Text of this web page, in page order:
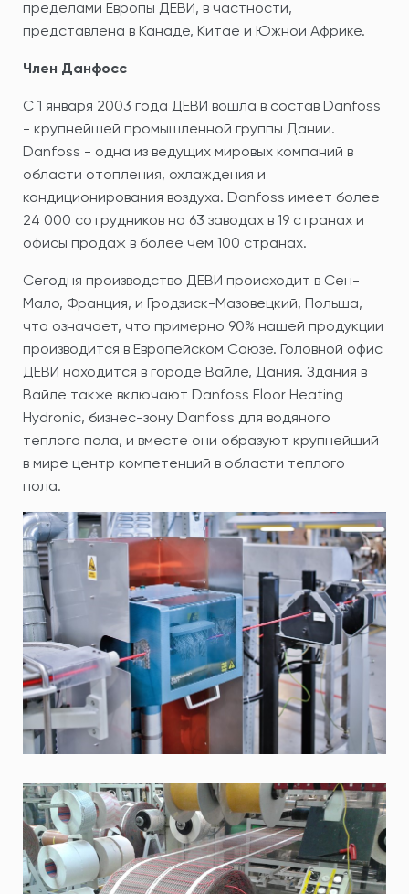
пределами Европы ДЕВИ, в частности,
представлена в Канаде, Китае и Южной Африке.
Член Данфосс
С 1 января 2003 года ДЕВИ вошла в состав Danfoss
- крупнейшей промышленной группы Дании.
Danfoss - одна из ведущих мировых компаний в
области отопления, охлаждения и
кондиционирования воздуха. Danfoss имеет более
24 000 сотрудников на 63 заводах в 19 странах и
офисы продаж в более чем 100 странах.
Сегодня производство ДЕВИ происходит в Сен-
Мало, Франция, и Гродзиск-Мазовецкий, Польша,
что означает, что примерно 90% нашей продукции
производится в Европейском Союзе. Головной офис
ДЕВИ находится в городе Вайле, Дания. Здания в
Вайле также включают Danfoss Floor Heating
Hydronic, бизнес-зону Danfoss для водяного
теплого пола, и вместе они образуют крупнейший
в мире центр компетенций в области теплого
пола.